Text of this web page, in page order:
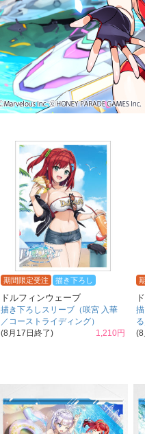
期間限定受注 描き下ろし
ドルフィンウェーブ
描き下ろしスリーブ（咲宮 入華
／コーストライディング）
(8月17日終了)
1,210円
(8